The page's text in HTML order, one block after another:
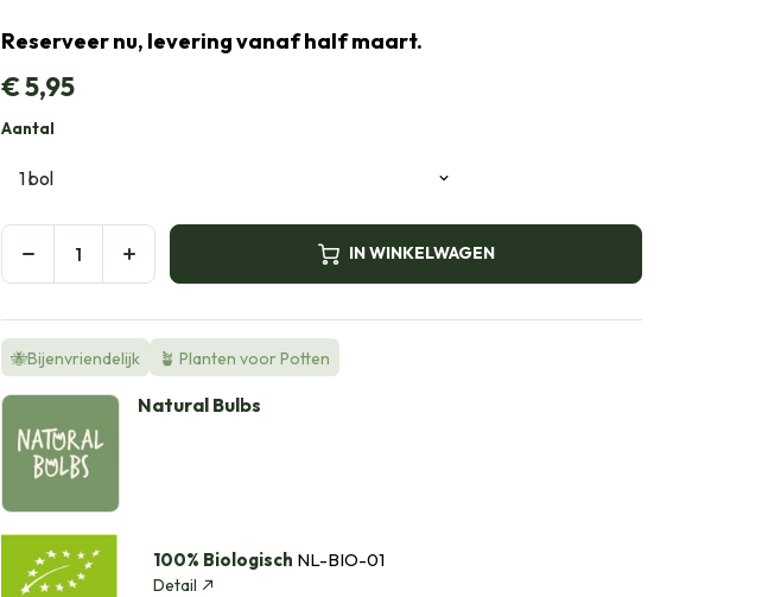
Reserveer nu, levering vanaf half maart.
€5,95
Aantal
IN WINKELWAGEN
🐝Bijenvriendelijk 🪴 Planten voor Potten
Natural Bulbs
100% Biologisch NL-BIO-01
Detail